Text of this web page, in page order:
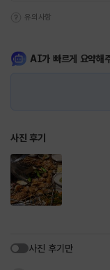
유의사항
AI가 빠르게 요약해
사진 후기
사진 후기만